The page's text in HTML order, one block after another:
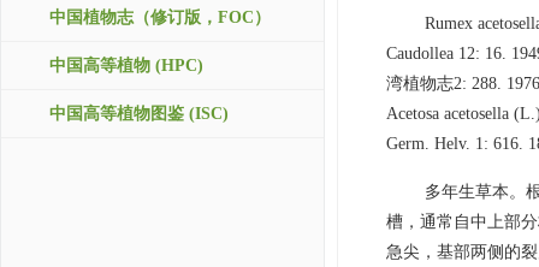
中国植物志（修订版，FOC）
中国高等植物 (HPC)
中国高等植物图鉴 (ISC)
Rumex
Caudollea 12: 16.
湾植物志2: 288.
Acetosa acetosella
Germ. Helv. 1: 616.
多年生草本。
槽，通常自中上部
急尖，基部两侧的